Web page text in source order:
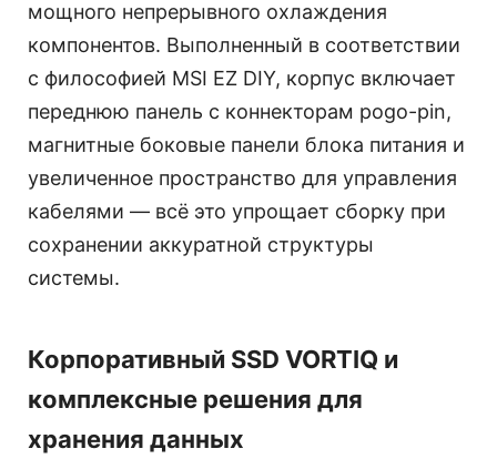
мощного непрерывного охлаждения
компонентов. Выполненный в соответствии
с философией MSI EZ DIY, корпус включает
переднюю панель с коннекторам pogo-pin,
магнитные боковые панели блока питания и
увеличенное пространство для управления
кабелями — всё это упрощает сборку при
сохранении аккуратной структуры
системы.
Корпоративный SSD VORTIQ и
комплексные решения для
хранения данных